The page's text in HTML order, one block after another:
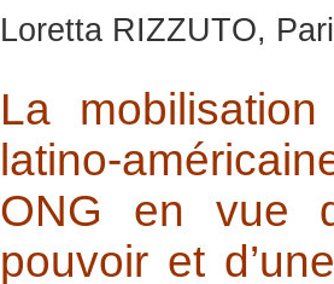
Loretta RIZZUTO,
La
latino-
ONG en vue
pouvoir et